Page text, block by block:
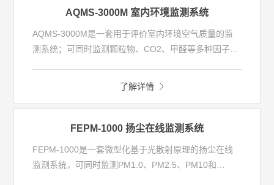
镍催化剂作用下高温加氢还原为CH4后再被送入FID检
本底大气二氧化碳和甲烷浓度在线观测方法》的标准要
求。
AQMS-3000M 室内环境监测系统
AQMS-3000M是一套用于评价室内环境空气质量的监
测系统；可同时监测颗粒物、CO2、甲醛等多种因子，
了解详情
FEPM-1000 扬尘在线监测系统
FEPM-1000是一套微型化基于光散射原理的扬尘在线
监测系统，可同时监测PM1.0、PM2.5、PM10和